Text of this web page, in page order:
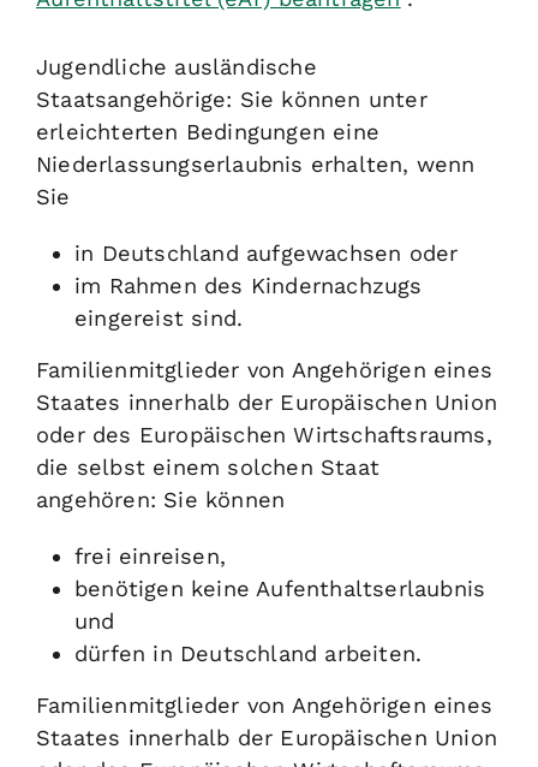
Jugendliche ausländische
Staatsangehörige: Sie können unter
erleichterten Bedingungen eine
Niederlassungserlaubnis erhalten, wenn
Sie
in Deutschland aufgewachsen oder
im Rahmen des Kindernachzugs
eingereist sind.
Familienmitglieder von Angehörigen eines
Staates innerhalb der Europäischen Union
oder des Europäischen Wirtschaftsraums,
die selbst einem solchen Staat
angehören: Sie können
frei einreisen,
benötigen keine Aufenthaltserlaubnis
und
dürfen in Deutschland arbeiten.
Familienmitglieder von Angehörigen eines
Staates innerhalb der Europäischen Union